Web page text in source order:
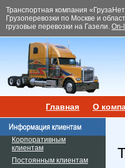
Транспортная компания
Грузоперевозки по Москве и
грузовые перевозки на Газели. On-
Главная О
Корпоративным
клиентам
Постоянным клиентам